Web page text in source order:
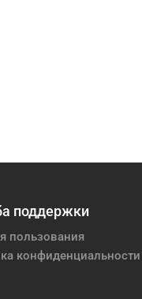
поддержки
пользования